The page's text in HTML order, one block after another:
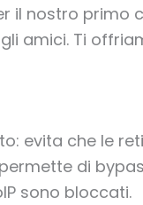
il nostro primo
amici. Ti
evita che le
di
sono bloccati.